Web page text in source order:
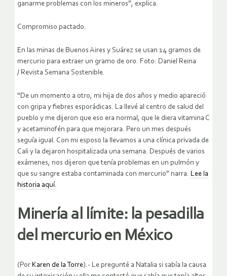
ganarme problemas con los mineros”, explica.
Compromiso pactado.
En las minas de Buenos Aires y Suárez se usan 14 gramos de
mercurio para extraer un gramo de oro. Foto: Daniel Reina
/ Revista Semana Sostenible.
“De un momento a otro, mi hija de dos años y medio apareció
con gripa y fiebres esporádicas. La llevé al centro de salud del
pueblo y me dijeron que eso era normal, que le diera vitamina C
y acetaminofén para que mejorara. Pero un mes después
seguía igual. Con mi esposo la llevamos a una clínica privada de
Cali y la dejaron hospitalizada una semana. Después de varios
exámenes, nos dijeron que tenía problemas en un pulmón y
que su sangre estaba contaminada con mercurio” narra. Lee la
historia aquí.
Minería al límite: la pesadilla
del mercurio en México
(Por Karen de la Torre).- Le pregunté a Natalia si sabía la causa